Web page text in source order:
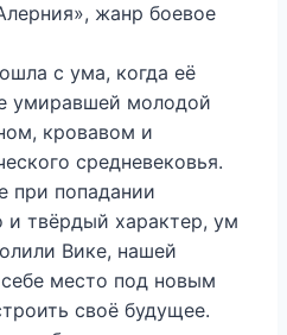
жанр боевое
с ума, когда её
умиравшей молодой
кровавом и
средневековья.
при попадании
и твёрдый характер, ум
Вике, нашей
место под новым
своё будущее.